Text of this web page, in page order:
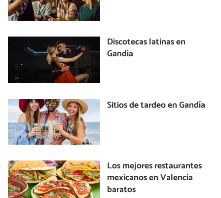
Discotecas latinas en
Gandía
Sitios de tardeo en Gandía
Los mejores restaurantes
mexicanos en Valencia
baratos